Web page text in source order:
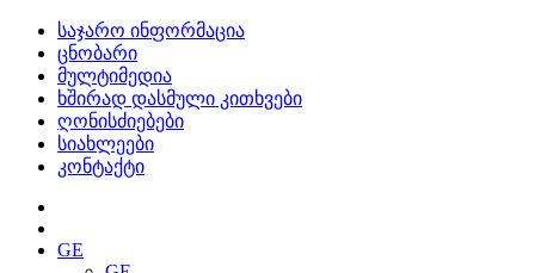
საჯარო ინფორმაცია
ცნობარი
მულტიმედია
ხშირად დასმული კითხვები
ღონისძიებები
სიახლეები
კონტაქტი
GE